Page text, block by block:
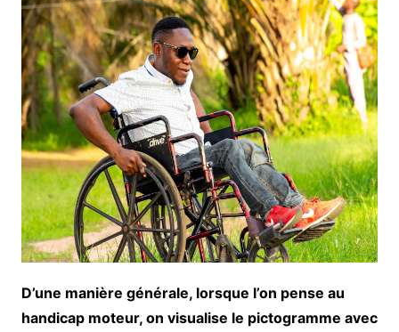
D’une manière générale, lorsque l’on pense au
handicap moteur, on visualise le pictogramme avec